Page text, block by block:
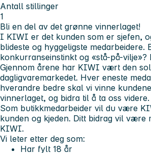
Antall stillinger
1
Bli en del av det grønne vinnerlaget!
I KIWI er det kunden som er sjefen,
blideste og hyggeligste
konkurranseinstinkt og «stå-på-vilje»?
Gjennom årene har KIWI vært den
dagligvaremarkedet. Hver eneste
hverandre bedre skal vi vinne
vinnerlaget, og bidra til å ta oss videre.
Som butikkmedarbeider vil du være
kunden og kjeden. Ditt bidrag vil
KIWI.
Vi leter etter deg som:
Har fylt 18 år